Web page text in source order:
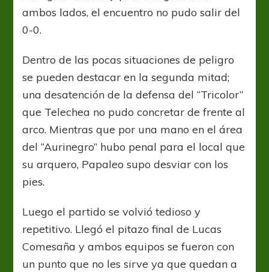
ambos lados, el encuentro no pudo salir del
0-0.
Dentro de las pocas situaciones de peligro
se pueden destacar en la segunda mitad;
una desatención de la defensa del “Tricolor”
que Telechea no pudo concretar de frente al
arco. Mientras que por una mano en el área
del “Aurinegro” hubo penal para el local que
su arquero, Papaleo supo desviar con los
pies.
Luego el partido se volvió tedioso y
repetitivo. Llegó el pitazo final de Lucas
Comesaña y ambos equipos se fueron con
un punto que no les sirve ya que quedan a